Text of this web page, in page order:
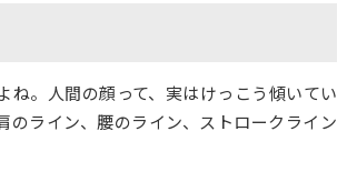
。人間の顔って、実はけっこう傾いてい
のライン、腰のライン、ストロークライン